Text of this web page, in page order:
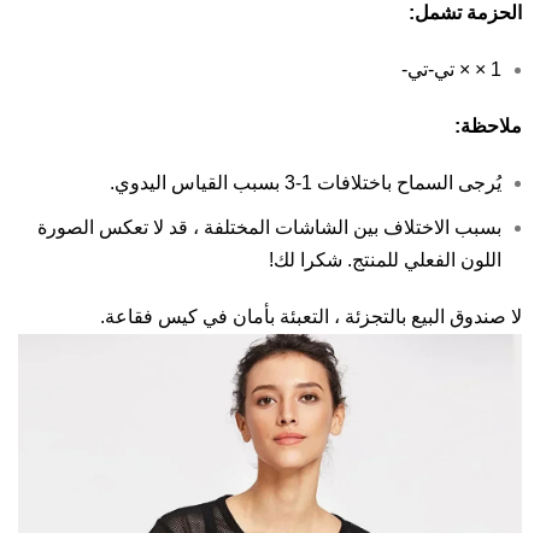
الحزمة تشمل:
1 × × تي-تي-
ملاحظة:
يُرجى السماح باختلافات 1-3 بسبب القياس اليدوي.
بسبب الاختلاف بين الشاشات المختلفة ، قد لا تعكس الصورة
اللون الفعلي للمنتج. شكرا لك!
لا صندوق البيع بالتجزئة ، التعبئة بأمان في كيس فقاعة.